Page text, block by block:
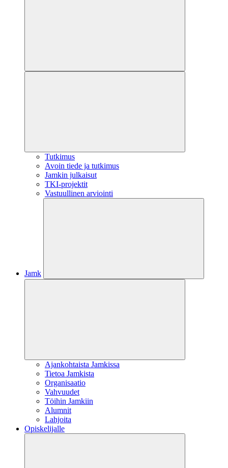
Tutkimus
Avoin tiede ja tutkimus
Jamkin julkaisut
TKI-projektit
Vastuullinen arviointi
Jamk
Ajankohtaista Jamkissa
Tietoa Jamkista
Organisaatio
Vahvuudet
Töihin Jamkiin
Alumnit
Lahjoita
Opiskelijalle